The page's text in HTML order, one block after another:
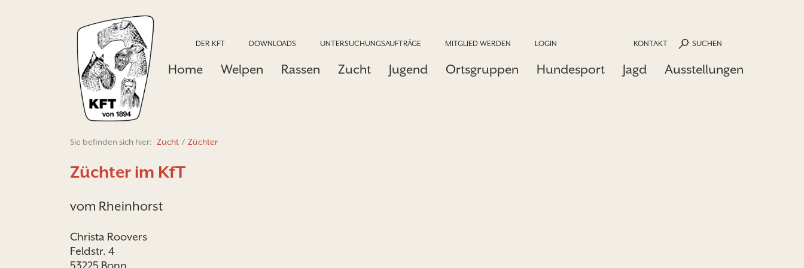
DER KFT DOWNLOADS UNTERSUCHUNGSAUFTRÄGE MITGLIED WERDEN LOGIN SUCHEN
KONTAKT
Home Welpen Rassen Zucht Jugend Ortsgruppen Hundesport Jagd Ausstellungen
Sie befinden sich hier: Zucht / Züchter
Züchter im KfT
vom Rheinhorst
Christa Roovers
Feldstr. 4
53225 Bonn